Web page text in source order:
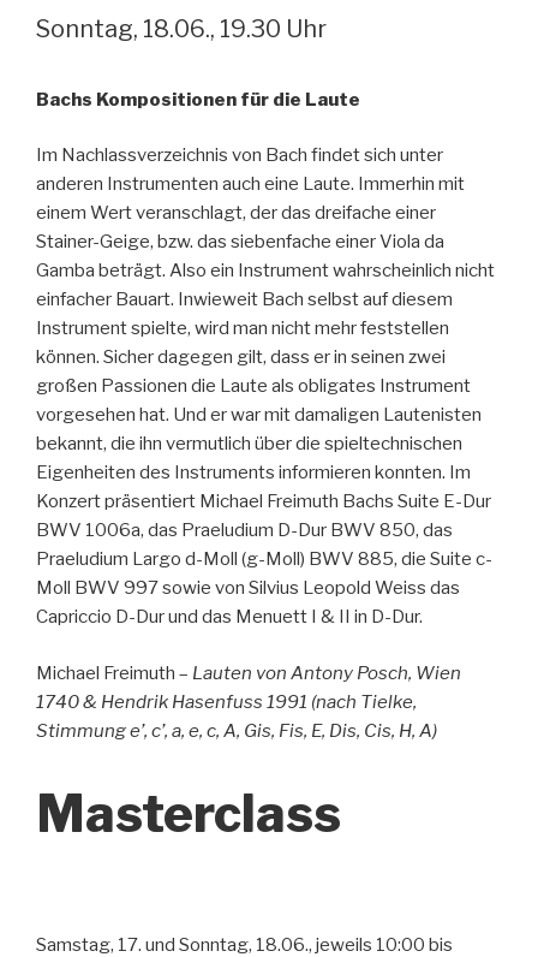
Sonntag, 18.06., 19.30 Uhr
Bachs Kompositionen für die Laute
Im Nachlassverzeichnis von Bach findet sich unter
anderen Instrumenten auch eine Laute. Immerhin mit
einem Wert veranschlagt, der das dreifache einer
Stainer-Geige, bzw. das siebenfache einer Viola da
Gamba beträgt. Also ein Instrument wahrscheinlich nicht
einfacher Bauart. Inwieweit Bach selbst auf diesem
Instrument spielte, wird man nicht mehr feststellen
können. Sicher dagegen gilt, dass er in seinen zwei
großen Passionen die Laute als obligates Instrument
vorgesehen hat. Und er war mit damaligen Lautenisten
bekannt, die ihn vermutlich über die spieltechnischen
Eigenheiten des Instruments informieren konnten. Im
Konzert präsentiert Michael Freimuth Bachs Suite E-Dur
BWV 1006a, das Praeludium D-Dur BWV 850, das
Praeludium Largo d-Moll (g-Moll) BWV 885, die Suite c-
Moll BWV 997 sowie von Silvius Leopold Weiss das
Capriccio D-Dur und das Menuett I & II in D-Dur.
Michael Freimuth – Lauten von Antony Posch, Wien
1740 & Hendrik Hasenfuss 1991 (nach Tielke,
Stimmung e’, c’, a, e, c, A, Gis, Fis, E, Dis, Cis, H, A)
Masterclass
Samstag, 17. und Sonntag, 18.06., jeweils 10:00 bis